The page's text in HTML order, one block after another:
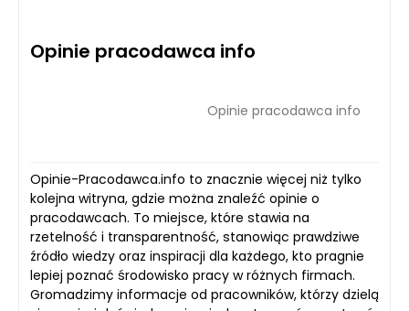
Opinie pracodawca info
Opinie pracodawca info
Opinie-Pracodawca.info to znacznie więcej niż tylko
kolejna witryna, gdzie można znaleźć opinie o
pracodawcach. To miejsce, które stawia na
rzetelność i transparentność, stanowiąc prawdziwe
źródło wiedzy oraz inspiracji dla każdego, kto pragnie
lepiej poznać środowisko pracy w różnych firmach.
Gromadzimy informacje od pracowników, którzy dzielą